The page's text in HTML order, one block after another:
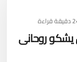
2 دقيقة قراءة
يشكو روحانى